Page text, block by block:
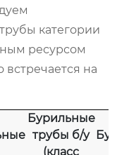
категории
ресурсом
встречается на
Бурильные
трубы б/у
(класс